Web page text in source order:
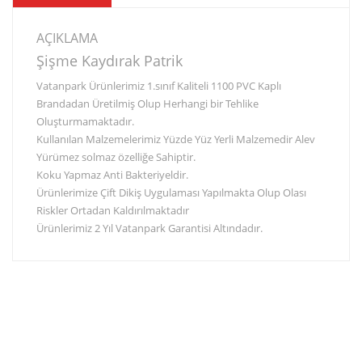
AÇIKLAMA
Şişme Kaydırak Patrik
Vatanpark Ürünlerimiz 1.sınıf Kaliteli 1100 PVC Kaplı
Brandadan Üretilmiş Olup Herhangi bir Tehlike
Oluşturmamaktadır.
Kullanılan Malzemelerimiz Yüzde Yüz Yerli Malzemedir Alev
Yürümez solmaz özelliğe Sahiptir.
Koku Yapmaz Anti Bakteriyeldir.
Ürünlerimize Çift Dikiş Uygulaması Yapılmakta Olup Olası
Riskler Ortadan Kaldırılmaktadır
Ürünlerimiz 2 Yıl Vatanpark Garantisi Altındadır.